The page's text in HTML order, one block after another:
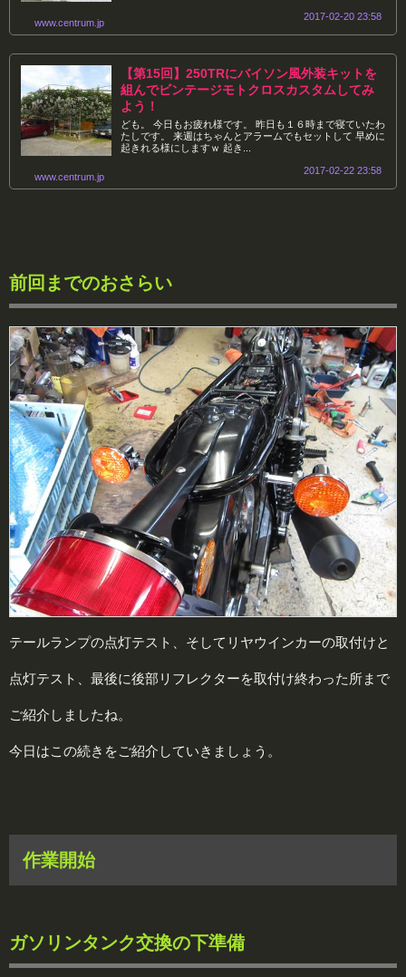
www.centrum.jp
2017-02-20 23:58
【第15回】250TRにバイソン風外装キットを
組んでビンテージモトクロスカスタムしてみ
よう！
ども。 今日もお疲れ様です。 昨日も１６時まで寝ていたわ
たしです。 来週はちゃんとアラームでもセットして 早めに
起きれる様にしますｗ 起き...
www.centrum.jp
2017-02-22 23:58
前回までのおさらい
テールランプの点灯テスト、そしてリヤウインカーの取付けと
点灯テスト、最後に後部リフレクターを取付け終わった所まで
ご紹介しましたね。
今日はこの続きをご紹介していきましょう。
作業開始
ガソリンタンク交換の下準備